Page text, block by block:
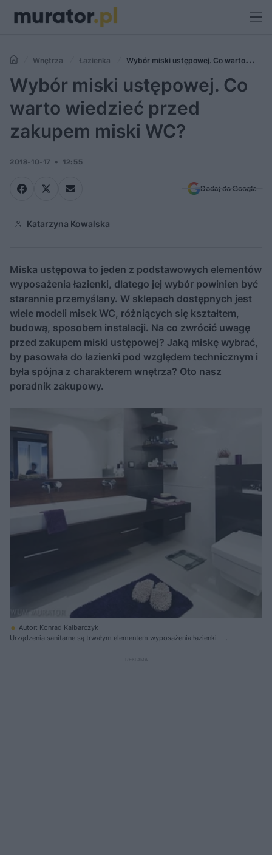
Wnętrza Łazienka
Wybór miski ustępowej. Co warto
wiedzieć przed zakupem miski WC?
Wybór miski ustępowej. Co
warto wiedzieć przed
zakupem miski WC?
2018-10-17 12:55
Dodaj do Google
Katarzyna Kowalska
Miska ustępowa to jeden z podstawowych elementów
wyposażenia łazienki, dlatego jej wybór powinien być
starannie przemyślany. W sklepach dostępnych jest
wiele modeli misek WC, różniących się kształtem,
budową, sposobem instalacji. Na co zwrócić uwagę
przed zakupem miski ustępowej? Jaką miskę wybrać,
by pasowała do łazienki pod względem technicznym i
była spójna z charakterem wnętrza? Oto nasz
poradnik zakupowy.
Autor: Konrad Kalbarczyk
Urządzenia sanitarne są trwałym elementem wyposażenia łazienki –